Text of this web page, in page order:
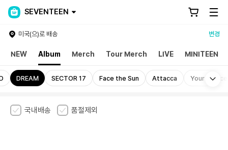
SEVENTEEN
미국(으)로 배송 변경
NEW Album Merch Tour Merch LIVE MINITEEN
DREAM SECTOR 17 Face the Sun Attacca Your Choice
국내배송 품절제외